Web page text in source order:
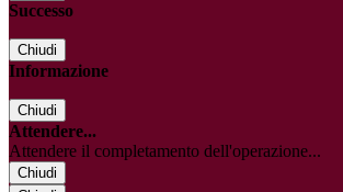
Successo
Chiudi
Informazione
Chiudi
Attendere...
Attendere il completamento dell'operazione...
Chiudi